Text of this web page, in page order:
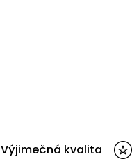
Výjimečná kvalita